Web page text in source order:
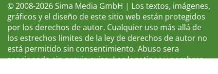
© 2008-2026 Sima Media GmbH | Los textos, imágenes,
gráficos y el diseño de este sitio web están protegidos
por los derechos de autor. Cualquier uso más allá de
los estrechos límites de la ley de derechos de autor no
está permitido sin consentimiento. Abuso sera
sancionado sin previo aviso. Los logotipos y nombres